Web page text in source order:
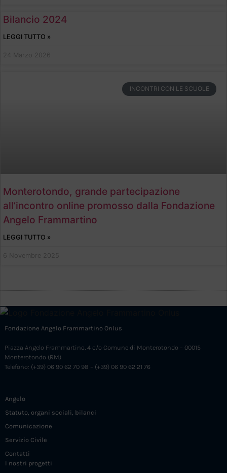
Bilancio 2024
LEGGI TUTTO »
24 Marzo 2026
INCONTRI CON LE SCUOLE
Monterotondo, grande partecipazione
all’incontro online promosso dalla Fondazione
Angelo Frammartino
LEGGI TUTTO »
6 Novembre 2025
Fondazione Angelo Frammartino Onlus
Piazza Angelo Frammartino, 4 c/o Comune di Monterotondo – 00015
Monterotondo (RM)
Telefono: (+39) 06 90 62 70 98 – (+39) 06 90 62 21 76
Angelo
Statuto, organi sociali, bilanci
Comunicazione
Servizio Civile
Contatti
I nostri progetti